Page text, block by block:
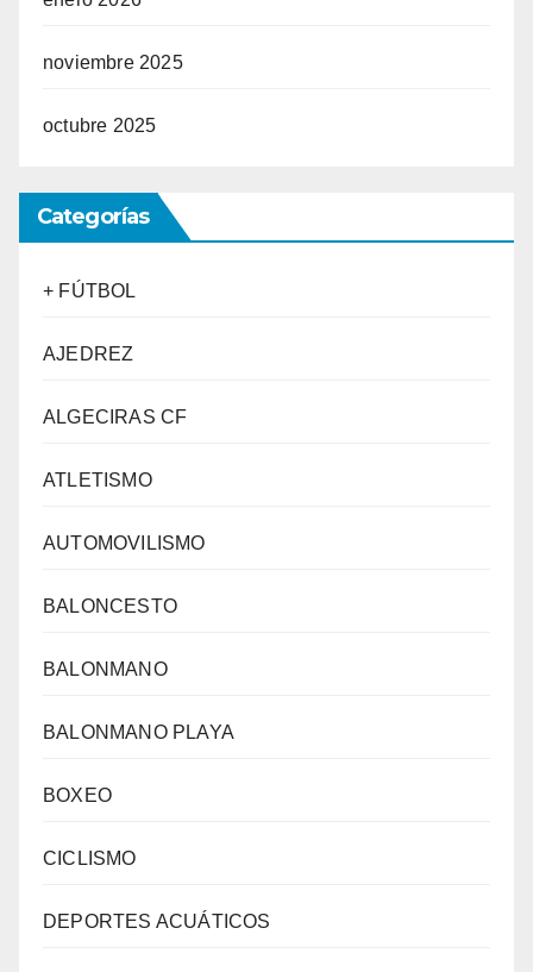
noviembre 2025
octubre 2025
Categorías
+ FÚTBOL
AJEDREZ
ALGECIRAS CF
ATLETISMO
AUTOMOVILISMO
BALONCESTO
BALONMANO
BALONMANO PLAYA
BOXEO
CICLISMO
DEPORTES ACUÁTICOS